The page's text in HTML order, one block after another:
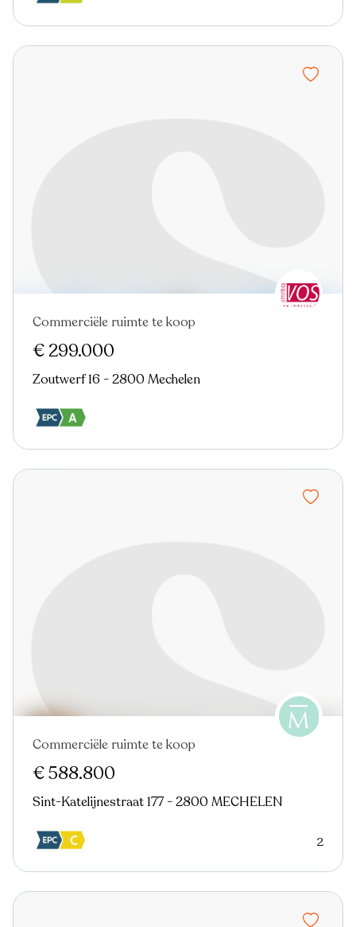
Commerciële ruimte te koop
€ 299.000
Zoutwerf 16 - 2800 Mechelen
Commerciële ruimte te koop
€ 588.800
Sint-Katelijnestraat 177 - 2800 MECHELEN
2